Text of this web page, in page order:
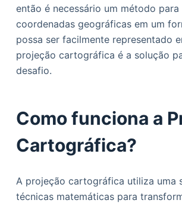
então é necessário um método
coordenadas geográficas em um
possa ser facilmente representado
projeção cartográfica é a solução
desafio.
Como funciona a
Cartográfica?
A projeção cartográfica utiliza uma
técnicas matemáticas para